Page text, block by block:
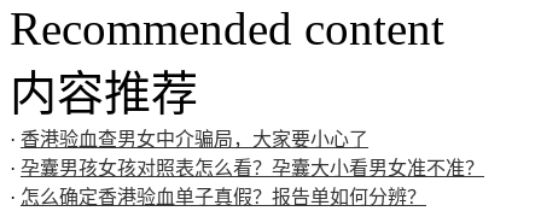
Recommended content
内容推荐
· 香港验血查男女中介骗局，大家要小心了
· 孕囊男孩女孩对照表怎么看？孕囊大小看男女准不准？
· 怎么确定香港验血单子真假？报告单如何分辨？